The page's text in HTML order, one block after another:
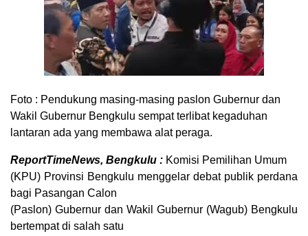
Foto : Pendukung masing-masing paslon Gubernur dan
Wakil Gubernur Bengkulu sempat terlibat kegaduhan
lantaran ada yang membawa alat peraga.
ReportTimeNews, Bengkulu : Komisi Pemilihan Umum
(KPU) Provinsi Bengkulu menggelar debat publik perdana
bagi Pasangan Calon
(Paslon) Gubernur dan Wakil Gubernur (Wagub) Bengkulu
bertempat di salah satu